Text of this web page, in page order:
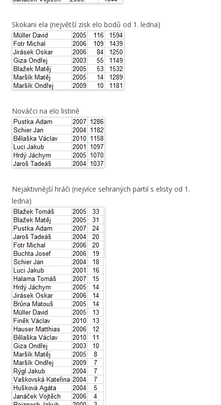
Skokani ela (největší zisk elo bodů od 1. ledna)
Nováčci na elo listině
Nejaktivnější hráči (nejvíce sehraných partií s elisty od 1.
ledna)